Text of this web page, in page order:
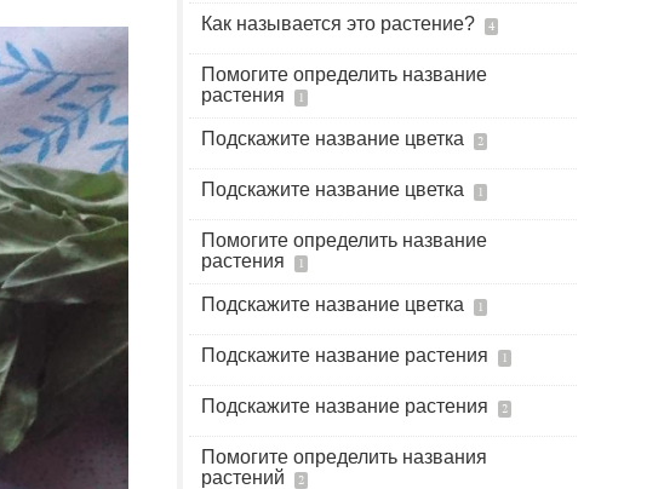
Как называется это растение? 4
Помогите определить название
растения
1
Подскажите название цветка 2
Подскажите название цветка 1
Помогите определить название
растения
1
Подскажите название цветка 1
Подскажите название растения 1
Подскажите название растения 2
Помогите определить названия
растений
2